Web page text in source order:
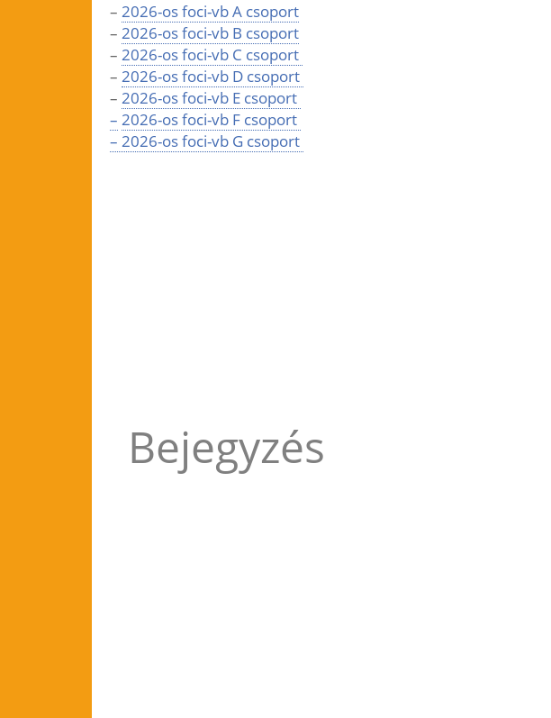
– 2026-os foci-vb A csoport
– 2026-os foci-vb B csoport
– 2026-os foci-vb C csoport
– 2026-os foci-vb D csoport
– 2026-os foci-vb E csoport
– 2026-os foci-vb F csoport
– 2026-os foci-vb G csoport
Bejegyzés